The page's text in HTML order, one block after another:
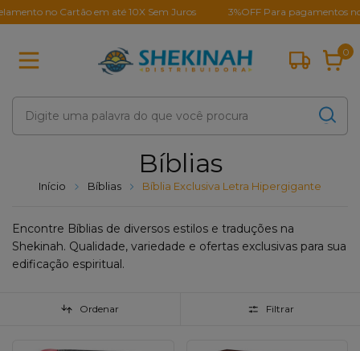
no Cartão em até 10X Sem Juros 3%OFF Para pagamentos no Pix
0
Bíblias
Início Bíblias Bíblia Exclusiva Letra Hipergigante
Encontre Bíblias de diversos estilos e traduções na
Shekinah. Qualidade, variedade e ofertas exclusivas para sua
edificação espiritual.
Ordenar Filtrar